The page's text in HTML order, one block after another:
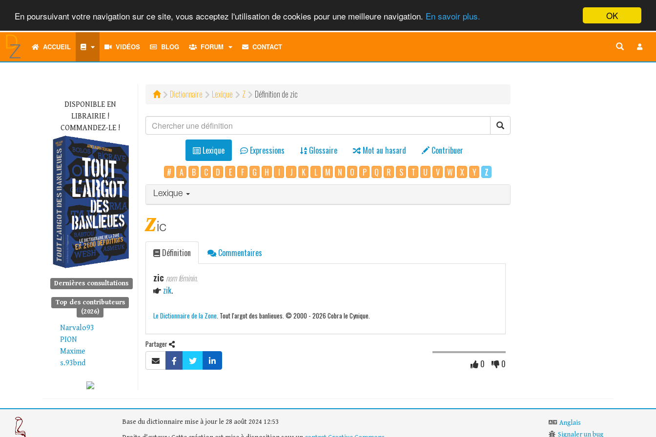
OK
En poursuivant votre navigation sur ce site, vous acceptez l'utilisation de cookies pour une meilleure navigation. En savoir plus.
ACCUEIL VIDÉOS BLOG FORUM
TOGGLECONTACT
DISPONIBLE EN
LIBRAIRIE !
COMMANDEZ-LE !
Dernières consultations
Top des contributeurs
(2026)
Narvalo93
PION
Maxime
s.93bnd
Dictionnaire Lexique Z Définition de zic
Lexique Expressions Glossaire Mot au hasard
Contribuer
#
A B C D E F G H I J K L M N O P Q R S T U V W X Y Z
Lexique
zic
Définition Commentaires
zic nom féminin.
zik.
Le Dictionnaire de la Zone. Tout l'argot des banlieues. © 2000 - 2026 Cobra le Cynique.
Partager
0 0
Base du dictionnaire mise à jour le 28 août 2024 12:53
Anglais
Signaler un bug